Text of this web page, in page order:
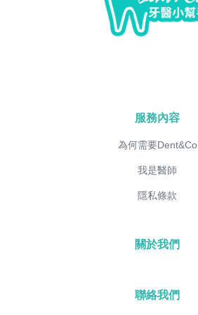
服務內容
為何需要Dent&Co
我是醫師
隱私條款
關於我們
聯絡我們